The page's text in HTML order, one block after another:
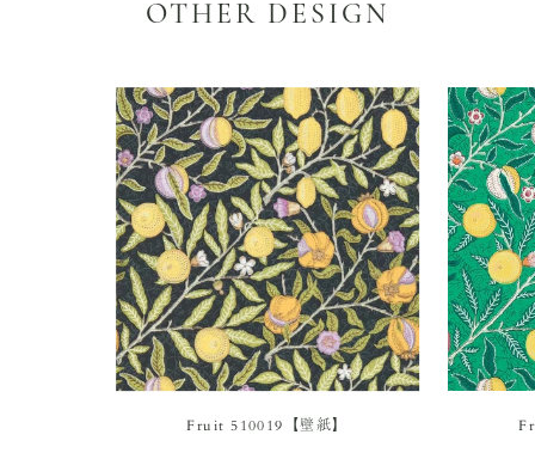
OTHER DESIGN
Fruit 510019【壁紙】